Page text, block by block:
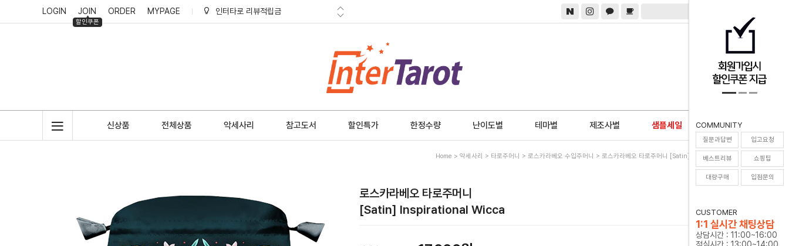
LOGIN JOIN
할인쿠폰
ORDER MYPAGE
인터타로 리뷰적립금
신상품 전체상품 악세사리 참고도서 할인특가 한정수량 난이도별 테마별 제조사별 샘플세일 0
COMMUNITY
질문과답변 입고요청
베스트리뷰 쇼핑팁
대량구매 입점문의
CUSTOMER
1:1 실시간 채팅상담
상담시간 : 11:00~16:00
Home > 악세사리 > 타로주머니 > 로스카라베오 수입주머니 > 로스카라베오 타로주머니 [Satin] Inspirational Wicca
로스카라베오 타로주머니
[Satin] Inspirational Wicca